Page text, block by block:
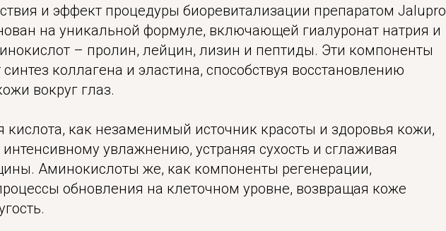
и эффект процедуры биоревитализации препаратом Jalupro
на уникальной формуле, включающей гиалуронат натрия и
– пролин, лейцин, лизин и пептиды. Эти компоненты
коллагена и эластина, способствуя восстановлению
вокруг глаз.
кислота, как незаменимый источник красоты и здоровья кожи,
интенсивному увлажнению, устраняя сухость и сглаживая
Аминокислоты же, как компоненты регенерации,
обновления на клеточном уровне, возвращая коже